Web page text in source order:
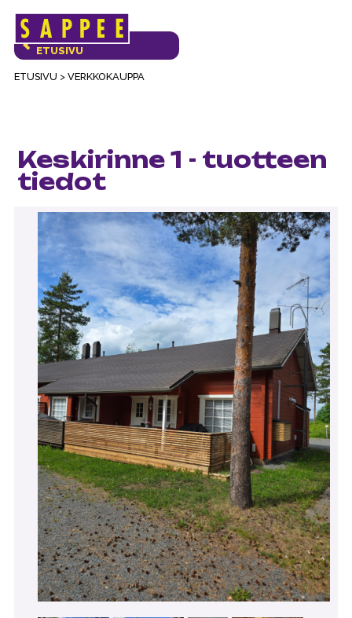
Päävalikko
ETUSIVU > VERKKOKAUPPA
VERKKOKAUPAN
ETUSIVU
Keskirinne 1 - tuotteen
tiedot